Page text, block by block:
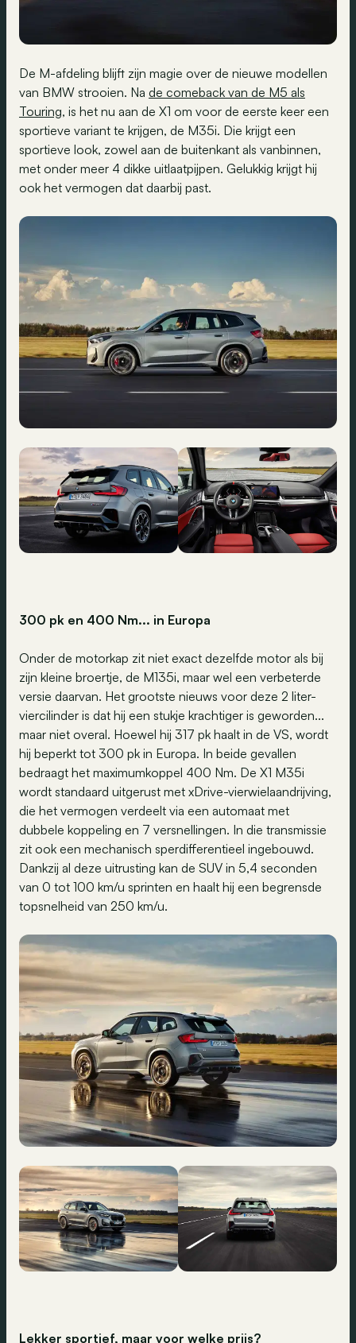
De M-afdeling blijft zijn magie over de nieuwe modellen
van BMW strooien. Na de comeback van de M5 als
Touring, is het nu aan de X1 om voor de eerste keer een
sportieve variant te krijgen, de M35i. Die krijgt een
sportieve look, zowel aan de buitenkant als vanbinnen,
met onder meer 4 dikke uitlaatpijpen. Gelukkig krijgt hij
ook het vermogen dat daarbij past.
300 pk en 400 Nm... in Europa
Onder de motorkap zit niet exact dezelfde motor als bij
zijn kleine broertje, de M135i, maar wel een verbeterde
versie daarvan. Het grootste nieuws voor deze 2 liter-
viercilinder is dat hij een stukje krachtiger is geworden...
maar niet overal. Hoewel hij 317 pk haalt in de VS, wordt
hij beperkt tot 300 pk in Europa. In beide gevallen
bedraagt het maximumkoppel 400 Nm. De X1 M35i
wordt standaard uitgerust met xDrive-vierwielaandrijving,
die het vermogen verdeelt via een automaat met
dubbele koppeling en 7 versnellingen. In die transmissie
zit ook een mechanisch sperdifferentieel ingebouwd.
Dankzij al deze uitrusting kan de SUV in 5,4 seconden
van 0 tot 100 km/u sprinten en haalt hij een begrensde
topsnelheid van 250 km/u.
Lekker sportief, maar voor welke prijs?